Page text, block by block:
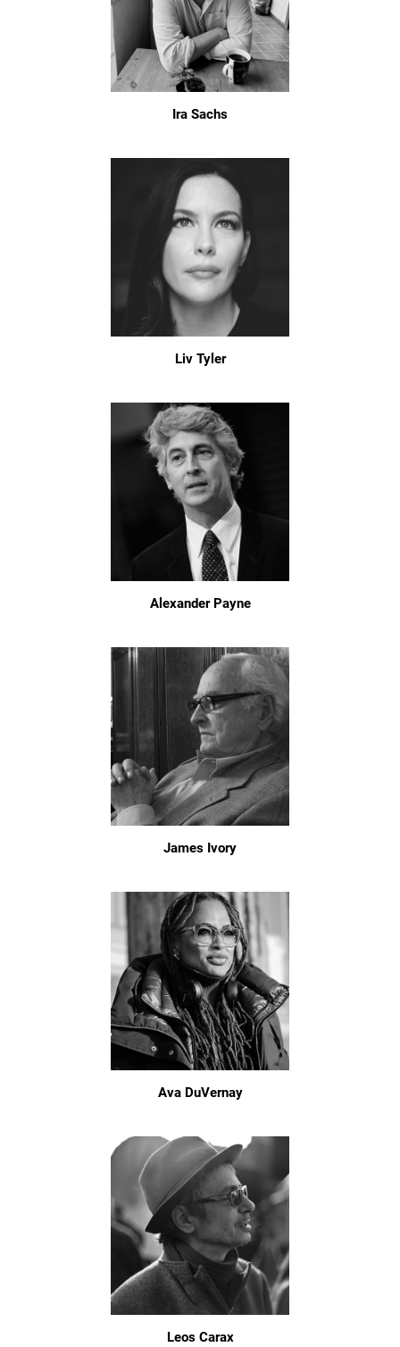
Ira Sachs
Liv Tyler
Alexander Payne
James Ivory
Ava DuVernay
Leos Carax